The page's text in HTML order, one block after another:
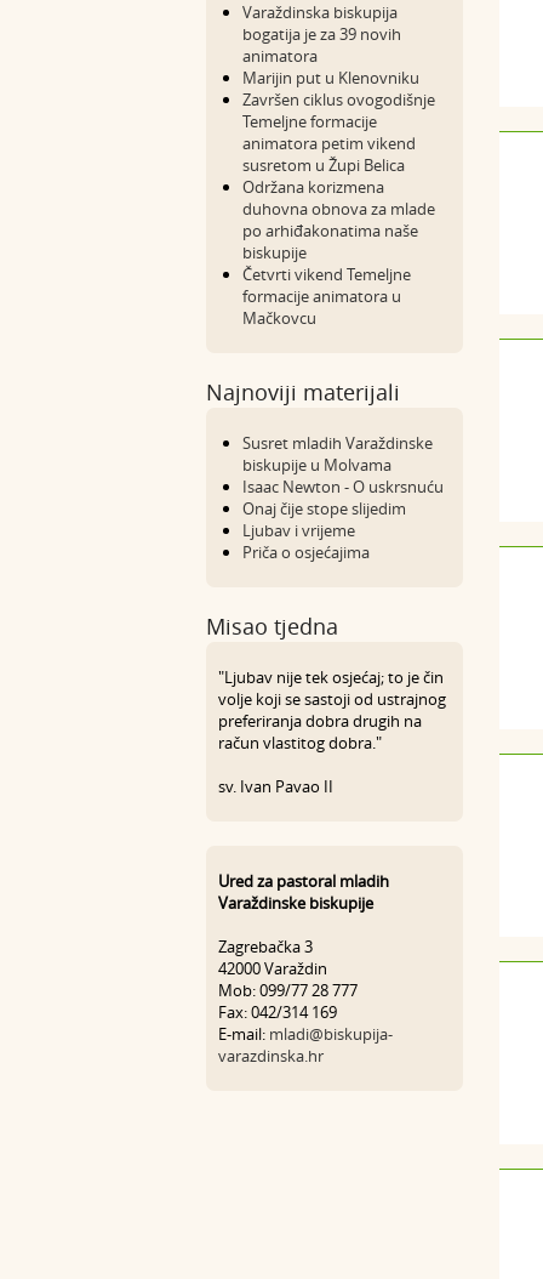
Varaždinska biskupija
bogatija je za 39 novih
animatora
Marijin put u Klenovniku
Završen ciklus ovogodišnje
Temeljne formacije
animatora petim vikend
susretom u Župi Belica
Održana korizmena
duhovna obnova za mlade
po arhiđakonatima naše
biskupije
Četvrti vikend Temeljne
formacije animatora u
Mačkovcu
Najnoviji materijali
Susret mladih Varaždinske
biskupije u Molvama
Isaac Newton - O uskrsnuću
Onaj čije stope slijedim
Ljubav i vrijeme
Priča o osjećajima
Misao tjedna
"Ljubav nije tek osjećaj; to je čin
volje koji se sastoji od ustrajnog
preferiranja dobra drugih na
račun vlastitog dobra."
sv. Ivan Pavao II
Ured za pastoral mladih
Varaždinske biskupije
Zagrebačka 3
42000 Varaždin
Mob: 099/77 28 777
Fax: 042/314 169
E-mail: mladi@biskupija-
varazdinska.hr